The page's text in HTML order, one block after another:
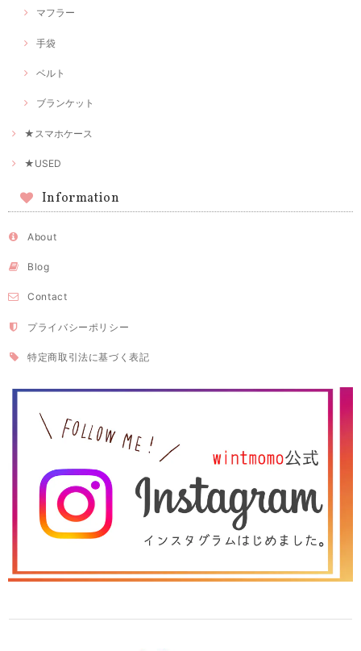
マフラー
手袋
ベルト
ブランケット
★スマホケース
★USED
Information
About
Blog
Contact
プライバシーポリシー
特定商取引法に基づく表記